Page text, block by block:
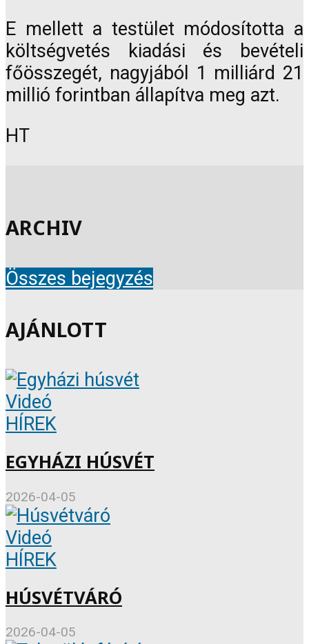
E mellett a testület módosította a
költségvetés kiadási és bevételi
főösszegét, nagyjából 1 milliárd 21
millió forintban állapítva meg azt.
HT
ARCHIV
Összes bejegyzés
AJÁNLOTT
Videó
HÍREK
EGYHÁZI HÚSVÉT
2026-04-05
Videó
HÍREK
HÚSVÉTVÁRÓ
2026-04-05